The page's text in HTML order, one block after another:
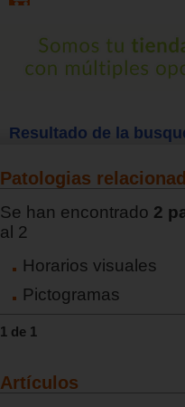
Resultado de la
Patologias
Se han encontrado 2
al 2
Horarios visuales
Pictogramas
1 de 1
Artículos